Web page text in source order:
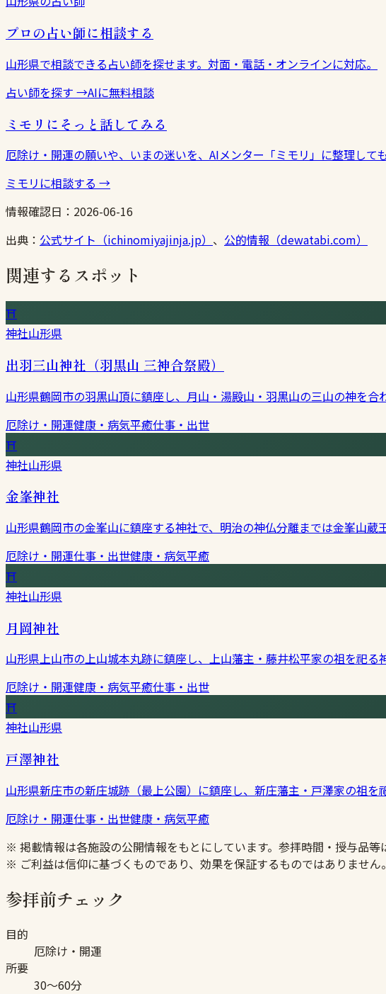
プロの占い師に相談する
山形県で相談できる占い師を探せます。対面・電話・オンラインに対応。
占い師を探す →AIに無料相談
ミモリにそっと話してみる
厄除け・開運の願いや、いまの迷いを、AIメンター「ミモリ」に整理しても
ミモリに相談する →
情報確認日： 2026-06-16
出典： 公式サイト（ichinomiyajinja.jp） 、 公的情報（dewatabi.com）
関連するスポット
⛩
神社山形県
出羽三山神社（羽黒山 三神合祭殿）
山形県鶴岡市の羽黒山頂に鎮座し、月山・湯殿山・羽黒山の三山の神を
厄除け・開運健康・病気平癒仕事・出世
⛩
神社山形県
金峯神社
山形県鶴岡市の金峯山に鎮座する神社で、明治の神仏分離までは金峯山
厄除け・開運仕事・出世健康・病気平癒
⛩
神社山形県
月岡神社
山形県上山市の上山城本丸跡に鎮座し、上山藩主・藤井松平家の祖を祀
厄除け・開運健康・病気平癒仕事・出世
⛩
神社山形県
戸澤神社
山形県新庄市の新庄城跡（最上公園）に鎮座し、新庄藩主・戸澤家の祖
厄除け・開運仕事・出世健康・病気平癒
※ 掲載情報は各施設の公開情報をもとにしています。参拝時間・授与品
※ ご利益は信仰に基づくものであり、効果を保証するものではありません。
参拝前チェック
目的
厄除け・開運
所要
30〜60分